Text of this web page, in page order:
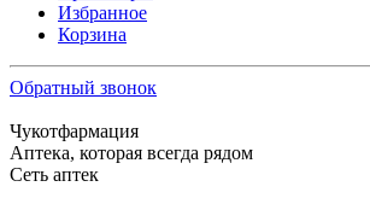
Избранное
Корзина
Обратный звонок
Чукотфармация
Аптека, которая всегда рядом
Сеть аптек